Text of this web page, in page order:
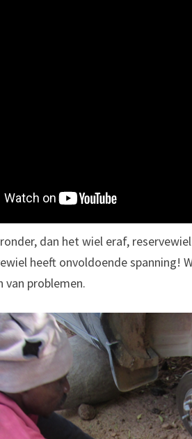
dan het wiel eraf,
heeft onvoldoende spanning!
van problemen.